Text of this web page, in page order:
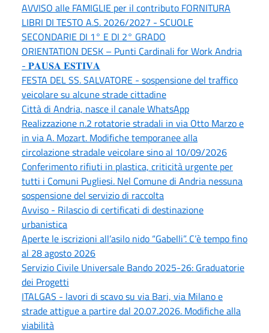
AVVISO alle FAMIGLIE per il contributo FORNITURA
LIBRI DI TESTO A.S. 2026/2027 - SCUOLE
SECONDARIE DI 1° E DI 2° GRADO
ORIENTATION DESK – Punti Cardinali for Work Andria
- 𝐏𝐀𝐔𝐒𝐀 𝐄𝐒𝐓𝐈𝐕𝐀
FESTA DEL SS. SALVATORE - sospensione del traffico
veicolare su alcune strade cittadine
Città di Andria, nasce il canale WhatsApp
Realizzazione n.2 rotatorie stradali in via Otto Marzo e
in via A. Mozart. Modifiche temporanee alla
circolazione stradale veicolare sino al 10/09/2026
Conferimento rifiuti in plastica, criticità urgente per
tutti i Comuni Pugliesi. Nel Comune di Andria nessuna
sospensione del servizio di raccolta
Avviso - Rilascio di certificati di destinazione
urbanistica
Aperte le iscrizioni all’asilo nido “Gabelli”. C’è tempo fino
al 28 agosto 2026
Servizio Civile Universale Bando 2025-26: Graduatorie
dei Progetti
ITALGAS - lavori di scavo su via Bari, via Milano e
strade attigue a partire dal 20.07.2026. Modifiche alla
viabilità